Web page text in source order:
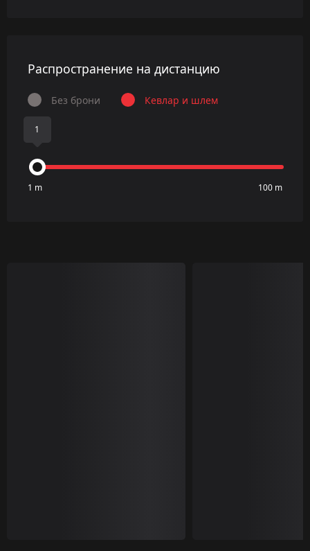
Распространение на дистанцию
Без брони Кевлар и шлем
1
1 m 100 m